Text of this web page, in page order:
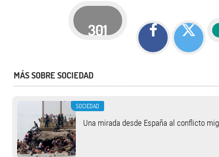
301
MÁS SOBRE SOCIEDAD
SOCIEDAD
Una mirada desde España al conflicto